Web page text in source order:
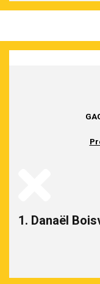
1. Danaël